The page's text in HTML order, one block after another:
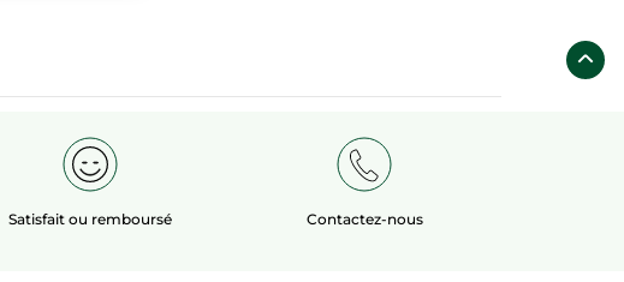
Satisfait ou remboursé Contactez-nous